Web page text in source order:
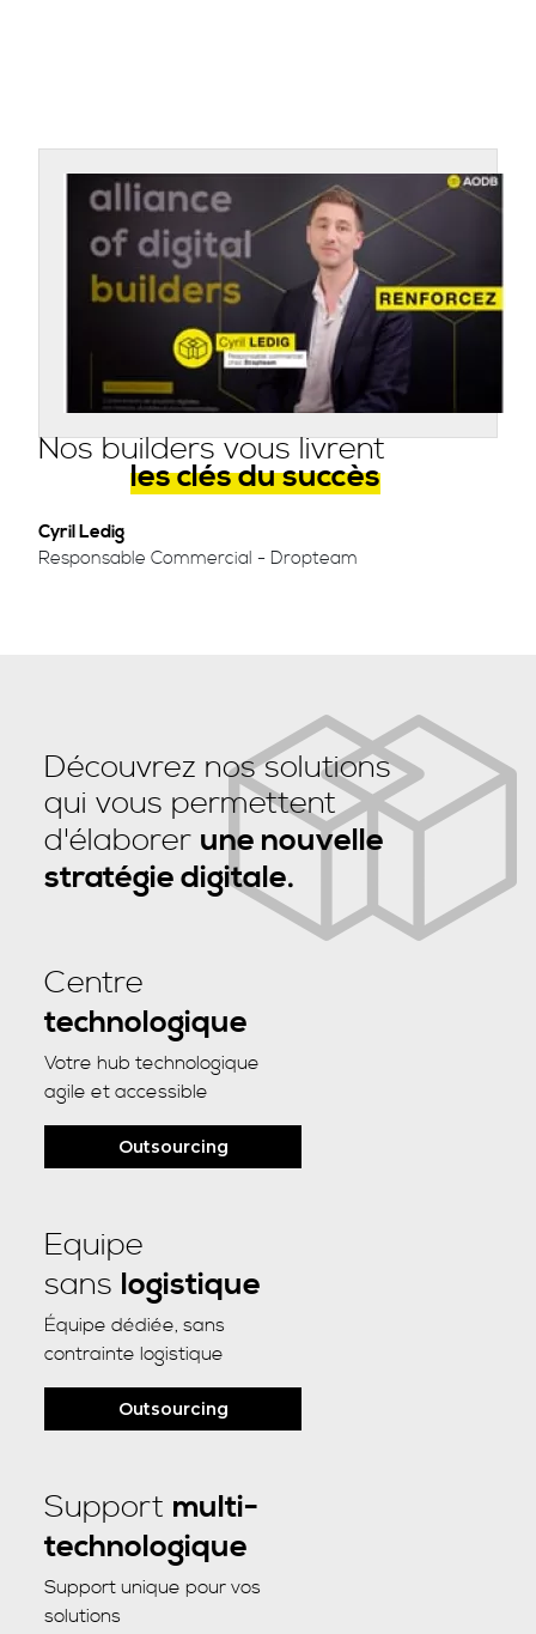
Nos builders vous livrent
les clés du succès
Cyril Ledig
Responsable Commercial - Dropteam
Découvrez nos solutions
qui vous permettent
d'élaborer une nouvelle
stratégie digitale.
Centre
technologique
Votre hub technologique
agile et accessible
Outsourcing
Equipe
sans logistique
Équipe dédiée, sans
contrainte logistique
Outsourcing
Support multi-
technologique
Support unique pour vos
solutions